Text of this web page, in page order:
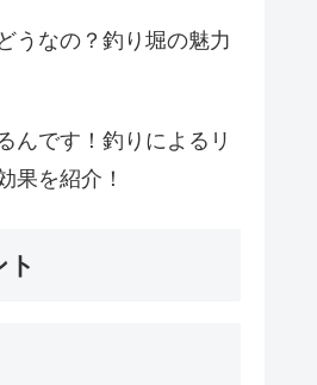
うなの？釣り堀の魅力
んです！釣りによるリ
果を紹介！